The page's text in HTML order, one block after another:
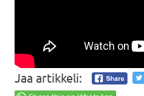
Jaa artikkeli: